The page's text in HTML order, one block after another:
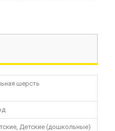
шерсть
Детские (дошкольные)